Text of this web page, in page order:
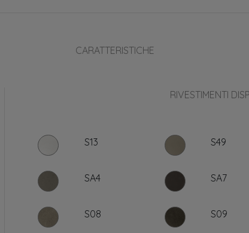
CARATTERISTICHE
RIVESTIMENTI
S13 S49
SA4 SA7
S08 S09